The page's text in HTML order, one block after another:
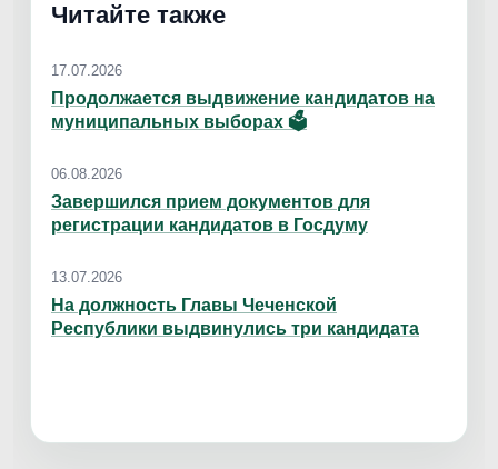
Читайте также
17.07.2026
Продолжается выдвижение кандидатов на
муниципальных выборах 🗳
06.08.2026
Завершился прием документов для
регистрации кандидатов в Госдуму
13.07.2026
На должность Главы Чеченской
Республики выдвинулись три кандидата